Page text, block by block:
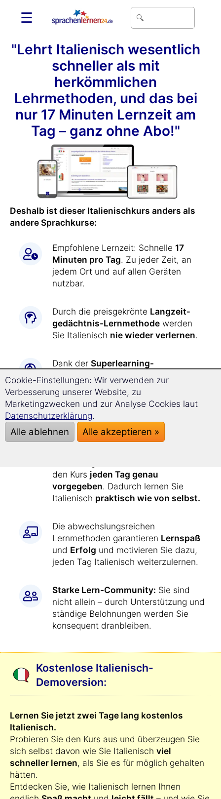
☰
"Lehrt Italienisch wesentlich
schneller als mit
herkömmlichen
Lehrmethoden, und das bei
nur 17 Minuten Lernzeit am
Tag – ganz ohne Abo!"
Deshalb ist dieser Italienischkurs anders als
andere Sprachkurse:
Empfohlene Lernzeit: Schnelle 17
Minuten pro Tag. Zu jeder Zeit, an
jedem Ort und auf allen Geräten
nutzbar.
Durch die preisgekrönte Langzeit­
gedächtnis-Lernmethode werden
Sie Italienisch nie wieder verlernen.
Dank der Superlearning-
Technologie erzielen Sie entspannt
einendeutlich schnelleren
Fortschritt und können sich besser
konzentrieren.
Italienisch lernen warnoch nie so
den Kurs jeden Tag genau
vorgegeben. Dadurch lernen Sie
Italienisch praktisch wie von selbst.
Die abwechslungsreichen
Lernmethoden garantieren Lernspaß
und Erfolg und motivieren Sie dazu,
jeden Tag Italienisch weiterzulernen.
Starke Lern-Community: Sie sind
nicht allein – durch Unterstützung und
ständige Belohnungen werden Sie
konsequent dranbleiben.
Kostenlose Italienisch-
Demoversion:
Lernen Sie jetzt zwei Tage lang kostenlos
Italienisch.
Probieren Sie den Kurs aus und überzeugen Sie
sich selbst davon wie Sie Italienisch viel
schneller lernen, als Sie es für möglich gehalten
hätten.
Entdecken Sie, wie Italienisch lernen Ihnen
Cookie-Einstellungen: Wir verwenden zur
Verbesserung unserer Website, zu
Marketingzwecken und zur Analyse Cookies laut
Datenschutzerklärung.
Alle ablehnen Alle akzeptieren »